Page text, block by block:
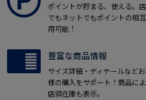
ポイントが貯まる、使える。
でもネットでもポイントの相
用可能！
豊富な商品情報
サイズ詳細・ディテールなど
様の購入をサポート！商品に
店頭在庫も表示。